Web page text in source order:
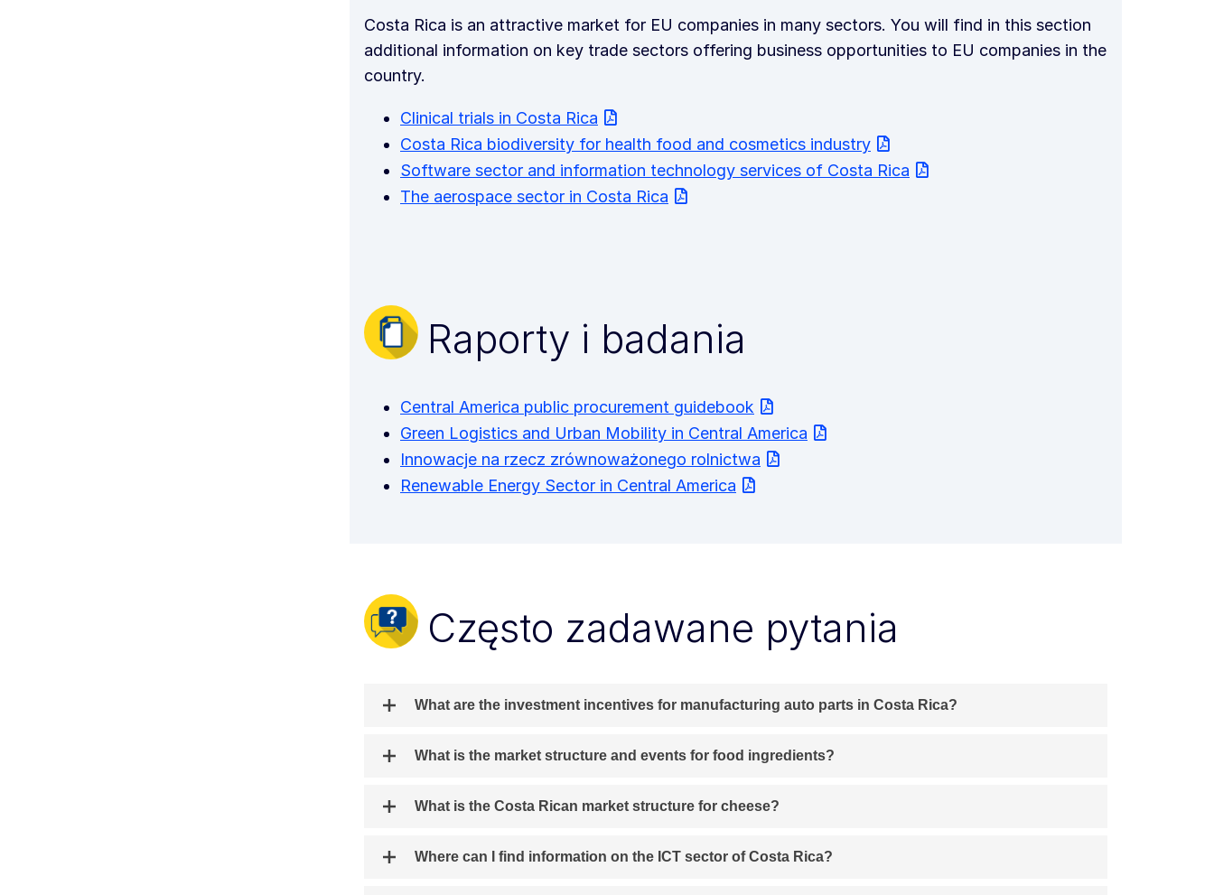
Costa Rica is an attractive market for EU companies in many sectors. You will find in this section
additional information on key trade sectors offering business opportunities to EU companies in the
country.
Clinical trials in Costa Rica
Costa Rica biodiversity for health food and cosmetics industry
Software sector and information technology services of Costa Rica
The aerospace sector in Costa Rica
Raporty i badania
Central America public procurement guidebook
Green Logistics and Urban Mobility in Central America
Innowacje na rzecz zrównoważonego rolnictwa
Renewable Energy Sector in Central America
Często zadawane pytania
What are the investment incentives for manufacturing auto parts in Costa Rica?
What is the market structure and events for food ingredients?
What is the Costa Rican market structure for cheese?
Where can I find information on the ICT sector of Costa Rica?